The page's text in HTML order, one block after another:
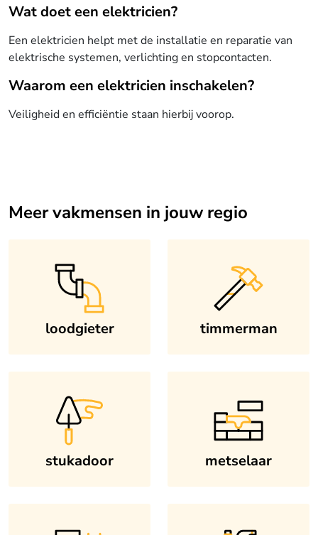
Wat doet een elektricien?
Een elektricien helpt met de installatie en reparatie van
elektrische systemen, verlichting en stopcontacten.
Waarom een elektricien inschakelen?
Veiligheid en efficiëntie staan hierbij voorop.
Meer vakmensen in jouw regio
loodgieter timmerman
stukadoor metselaar